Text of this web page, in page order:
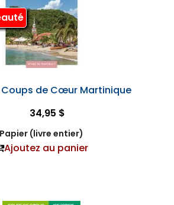
de Cœur Martinique
34,95 $
Papier (livre entier)
Ajoutez au panier